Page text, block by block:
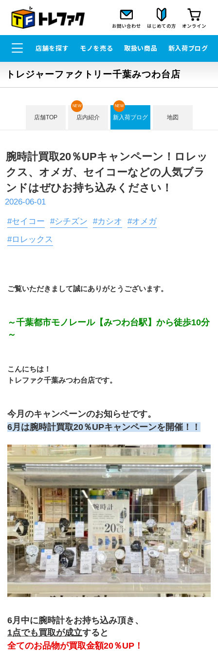
お問い合わせ はじめての方 オンライン
店舗を探す モノを売る 取扱い商品 新入荷ブログ
トレジャーファクトリー千葉みつわ台店
店舗TOP 店内紹介
NEW
新入荷ブログ
NEW
地図
腕時計買取20％UPキャンペーン！ロレッ
クス、オメガ、セイコーなどの人気ブラ
ンドはぜひお持ち込みください！
2026-06-01
#セイコー #シチズン #カシオ
#オメガ
#ロレックス
ご覧いただきまして誠にありがとうございます。
～千葉都市モノレール【みつわ台駅】から徒歩10分
～
こんにちは！
トレファク千葉みつわ台店です。
今月のキャンペーンのお知らせです。
6月は腕時計買取20％UPキャンペーンを開催！！
6月中に腕時計をお持ち込み頂き、
1点でも買取が成立すると
全てのお品物が買取金額20％UP！